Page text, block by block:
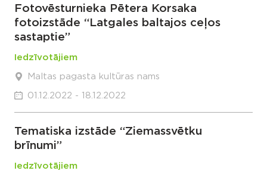
Fotovēsturnieka Pētera Korsaka
fotoizstāde “Latgales baltajos ceļos
sastaptie”
Iedzīvotājiem
Maltas pagasta kultūras nams
01.12.2022 - 18.12.2022
Tematiska izstāde “Ziemassvētku
brīnumi”
Iedzīvotājiem